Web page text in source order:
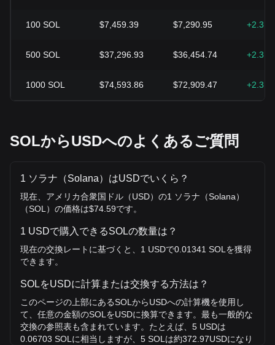
100 SOL $7,459.39 $7,290.95
500 SOL $37,296.93 $36,454.74
1000 SOL $74,593.86 $72,909.47
SOLからUSDへのよくあるご質問
1 ソラナ（Solana）はUSDでいくら？
現在、アメリカ合衆国ドル（USD）の1 ソラナ（Solana）
（SOL）の価格は$74.59です。
1 USDで購入できるSOLの数量は？
現在の交換レートに基づくと、1 USDで0.01341 SOLを獲得
できます。
SOLをUSDに計算または交換する方法は？
このページの上部にあるSOLからUSDへの計算機を使用し
て、任意の金額のSOLをUSDに換算できます。最も一般的な
交換の参照表も含まれています。たとえば、5 USDは
0.06703 SOLに相当しますが、5 SOLは約372.97USDになり